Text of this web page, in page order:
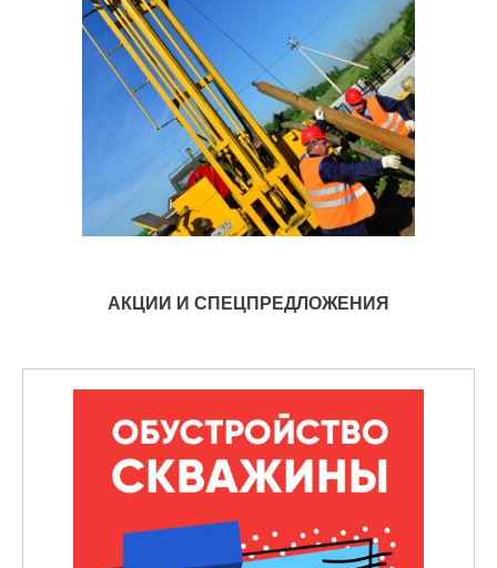
АКЦИИ И СПЕЦПРЕДЛОЖЕНИЯ